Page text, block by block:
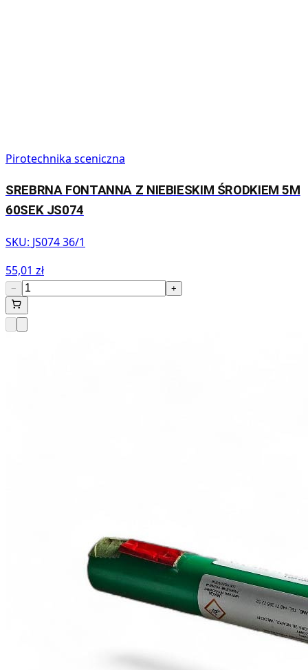
Pirotechnika sceniczna
SREBRNA FONTANNA Z NIEBIESKIM ŚRODKIEM 5M
60SEK JS074
SKU: JS074 36/1
55,01 zł
− +